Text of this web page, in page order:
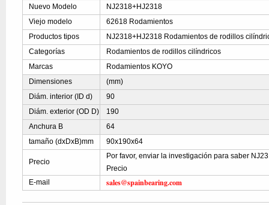
Nuevo Modelo
NJ2318+HJ2318
Viejo modelo
62618 Rodamientos
Productos tipos
NJ2318+HJ2318 Rodamientos de rodillos
Categorías
Rodamientos de rodillos cilíndricos
Marcas
Rodamientos KOYO
Dimensiones
(mm)
Diám. interior (ID d)
90
Diám. exterior (OD D)
190
Anchura B
64
tamaño (dxDxB)mm
90x190x64
Precio
Por favor, enviar la investigación para saber
Precio
E-mail
sales@spainbearing.com